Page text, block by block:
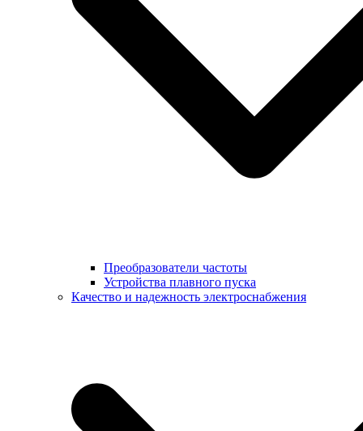
Преобразователи частоты
Устройства плавного пуска
Качество и надежность электроснабжения